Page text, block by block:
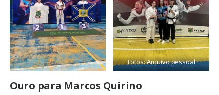
Fotos: Arquivo pessoal
Ouro para Marcos Quirino